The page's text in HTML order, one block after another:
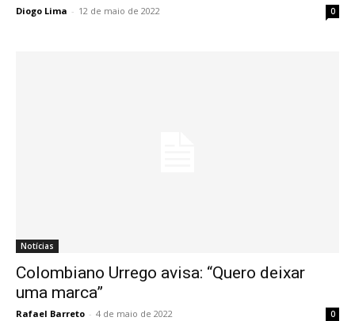
Diogo Lima - 12 de maio de 2022 0
Notícias
Colombiano Urrego avisa: “Quero deixar
uma marca”
Rafael Barreto - 4 de maio de 2022 0